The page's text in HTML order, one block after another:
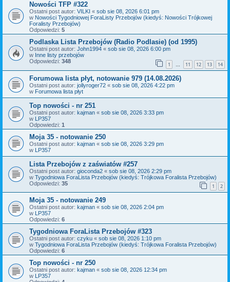
Nowości TFP #322
Ostatni post autor: VILKI « sob sie 08, 2026 6:01 pm
w Nowości Tygodniowej ForaListy Przebojów (kiedyś: Nowości Trójkowej
Foralisty Przebojów)
Odpowiedzi: 5
Podlaska Lista Przebojów (Radio Podlasie) (od 1995)
Ostatni post autor: John1994 « sob sie 08, 2026 6:00 pm
w Inne listy przebojów
Odpowiedzi: 348 1 … 11 12 13 14
Forumowa lista płyt, notowanie 979 (14.08.2026)
Ostatni post autor: jollyroger72 « sob sie 08, 2026 4:22 pm
w Forumowa lista płyt
Top nowości - nr 251
Ostatni post autor: kajman « sob sie 08, 2026 3:33 pm
w LP357
Odpowiedzi: 1
Moja 35 - notowanie 250
Ostatni post autor: kajman « sob sie 08, 2026 3:29 pm
w LP357
Lista Przebojów z zaświatów #257
Ostatni post autor: gioconda2 « sob sie 08, 2026 2:29 pm
w Tygodniowa ForaLista Przebojów (kiedyś: Trójkowa Foralista Przebojów)
Odpowiedzi: 35 1 2
Moja 35 - notowanie 249
Ostatni post autor: kajman « sob sie 08, 2026 2:04 pm
w
LP357
Odpowiedzi: 6
Tygodniowa ForaLista Przebojów #323
Ostatni post autor: czyku « sob sie 08, 2026 1:10 pm
w Tygodniowa ForaLista Przebojów (kiedyś: Trójkowa Foralista Przebojów)
Odpowiedzi: 6
Top nowości - nr 250
Ostatni post autor: kajman « sob sie 08, 2026 12:34 pm
w
LP357